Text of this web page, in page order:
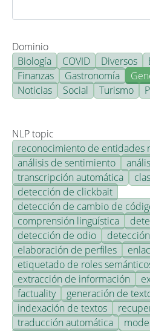
Dominio
Biología
COVID Diversos
Finanzas
Gastronomía
Noticias
Social Turismo
NLP topic
reconocimiento de entidades
análisis de sentimiento
transcripción automática
detección de clickbait
detección de cambio de
comprensión lingüística
detección de odio
elaboración de perfiles
etiquetado de roles
extracción de información
factuality
generación de
indexación de textos
traducción automática